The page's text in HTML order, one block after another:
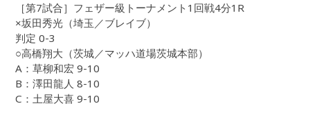
［第7試合］フェザー級トーナメント1回戦4分1R
×坂田秀光（埼玉／ブレイブ）
判定 0-3
○高橋翔大（茨城／マッハ道場茨城本部）
A：草柳和宏 9-10
B：澤田龍人 8-10
C：土屋大喜 9-10